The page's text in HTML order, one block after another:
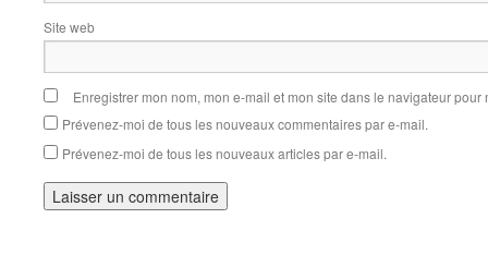
Site web
Enregistrer mon nom, mon e-mail et mon site dans le navigateur
Prévenez-moi de tous les nouveaux commentaires par e-mail.
Prévenez-moi de tous les nouveaux articles par e-mail.